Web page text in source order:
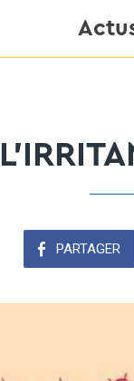
PARTAGER